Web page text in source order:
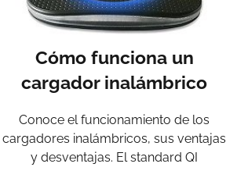
Cómo funciona un
cargador inalámbrico
Conoce el funcionamiento de los
cargadores inalámbricos, sus ventajas
y desventajas. El standard QI